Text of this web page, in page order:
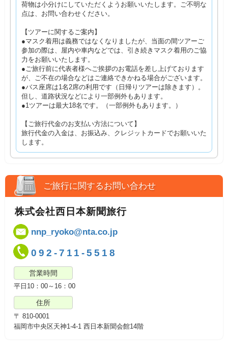
荷物は小分けにしていただくようお願いいたします。ご不明な
点は、お問い合わせください。
【ツアーに関するご案内】
●マスク着用は義務ではなくなりましたが、当面の間ツアーご
参加の際は、屋内や車内などでは、引き続きマスク着用のご協
力をお願いいたします。
●ご旅行前に代表者様へご挨拶のお電話を差し上げております
が、ご不在の場合などはご連絡できかねる場合がございます。
●バス座席は1名2席の利用です（日帰りツアーは除きます）。
但し、道路状況などにより一部例外もあります。
●1ツアーは最大18名です。（一部例外もあります。）
【ご旅行代金のお支払い方法について】
旅行代金の入金は、お振込み、クレジットカードでお願いいた
します。
ご旅行に関するお問い合わせ
株式会社西日本新聞旅行
092-711-5518
営業時間
平日10：00～16：00
nnp_ryoko@nta.co.jp
住所
〒 810-0001
福岡市中央区天神1-4-1 西日本新聞会館14階